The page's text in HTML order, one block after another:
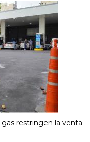
gas restringen la venta